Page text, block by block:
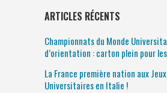
ARTICLES RÉCENTS
Championnats du Monde
d’orientation : carton plein pour
La France première nation aux
Universitaires en Italie !